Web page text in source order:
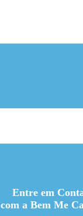
Entre em
com a Bem Me